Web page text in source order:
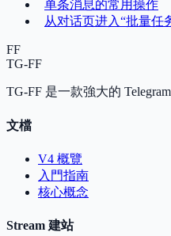
单条消息的常用操作
从对话页进入“批量任
FF
TG-FF
TG-FF 是一款強大的
文檔
V4 概覽
入門指南
核心概念
Stream 建站